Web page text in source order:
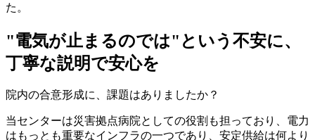
た。
"電気が止まるのでは"という不安に、
丁寧な説明で安心を
院内の合意形成に、課題はありましたか？
当センターは災害拠点病院としての役割も担っており、電力
はもっとも重要なインフラの一つであり、安定供給は何より